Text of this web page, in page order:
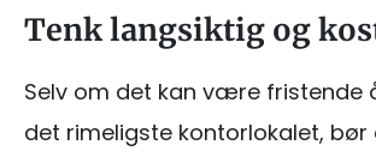
Tenk langsiktig og
Selv om det kan være fristende
det rimeligste kontorlokalet, bør